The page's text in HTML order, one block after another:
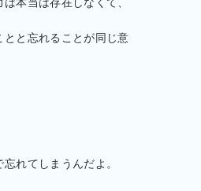
本当は存在しなくて、
とと忘れることが同じ意
れてしまうんだよ。